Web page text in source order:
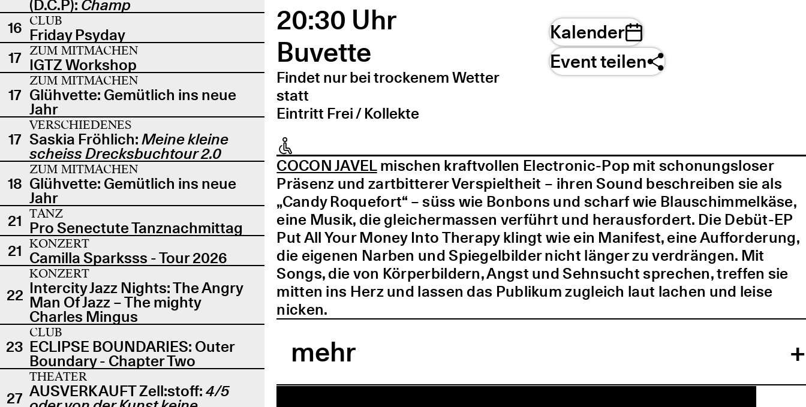
(D.C.P): Champ
16 CLUB
Friday Psyday
17 ZUM MITMACHEN
IGTZ Workshop
17
ZUM MITMACHEN
Glühvette: Gemütlich ins neue
Jahr
17
VERSCHIEDENES
Saskia Fröhlich: Meine kleine
scheiss Drecksbuchtour 2.0
18
ZUM MITMACHEN
Glühvette: Gemütlich ins neue
Jahr
21 TANZ
Pro Senectute Tanznachmittag
21 KONZERT
Camilla Sparksss - Tour 2026
22
KONZERT
Intercity Jazz Nights: The Angry
Man Of Jazz – The mighty
Charles Mingus
23
CLUB
ECLIPSE BOUNDARIES: Outer
Boundary - Chapter Two
27
THEATER
AUSVERKAUFT Zell:stoff: 4/5
20:30 Uhr
Buvette
Findet nur bei trockenem Wetter
statt
Eintritt Frei / Kollekte
Kalender
Event teilen
COCON JAVELmischen kraftvollen Electronic-Pop mit schonungsloser
Präsenz und zartbitterer Verspieltheit – ihren Sound beschreiben sie als
„Candy Roquefort“ – süss wie Bonbons und scharf wie Blauschimmelkäse,
eine Musik, die gleichermassen verführt und herausfordert. Die Debüt-EP
Put All Your Money Into Therapy klingt wie ein Manifest, eine Aufforderung,
die eigenen Narben und Spiegelbilder nicht länger zu verdrängen. Mit
Songs, die von Körperbildern, Angst und Sehnsucht sprechen, treffen sie
mitten ins Herz und lassen das Publikum zugleich laut lachen und leise
nicken.
mehr